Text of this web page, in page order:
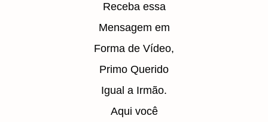
Receba essa
Mensagem em
Forma de Vídeo,
Primo Querido
Igual a Irmão.
Aqui você